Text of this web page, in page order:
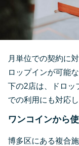
月単位での契約に
ロップインが可能
下の2店は、ドロッ
での利用にも対応し
ワンコインから
博多区にある複合